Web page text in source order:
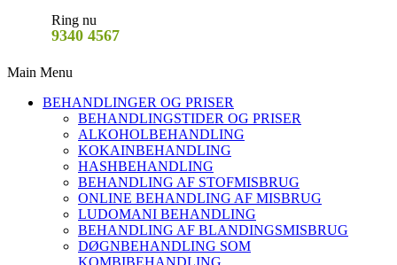
Ring nu
9340 4567
Main Menu
BEHANDLINGER OG PRISER
BEHANDLINGSTIDER OG PRISER
ALKOHOLBEHANDLING
KOKAINBEHANDLING
HASHBEHANDLING
BEHANDLING AF STOFMISBRUG
ONLINE BEHANDLING AF MISBRUG
LUDOMANI BEHANDLING
BEHANDLING AF BLANDINGSMISBRUG
DØGNBEHANDLING SOM
KOMBIBEHANDLING